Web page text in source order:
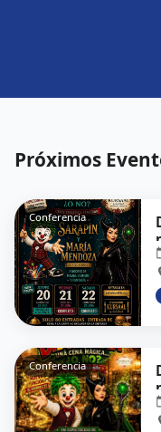
Próximos
Conferencia
Conferencia